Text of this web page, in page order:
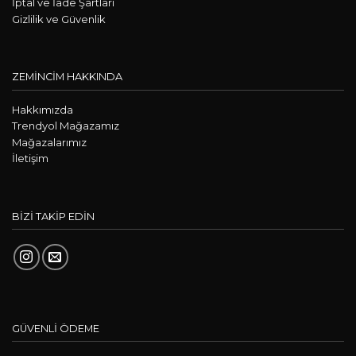
Gizlilik ve Güvenlik
ZEMİNCİM HAKKINDA
Hakkımızda
Trendyol Mağazamız
Mağazalarımız
İletişim
BİZİ TAKİP EDİN
GÜVENLİ ÖDEME